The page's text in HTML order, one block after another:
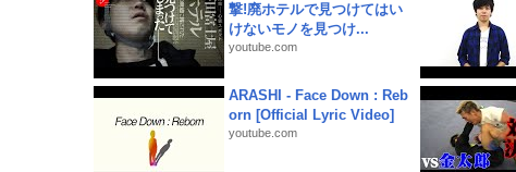
撃!廃ホテルで見つけてはい
けないモノを見つけ...
youtube.com
ARASHI - Face Down : Reb
orn [Official Lyric Video]
youtube.com